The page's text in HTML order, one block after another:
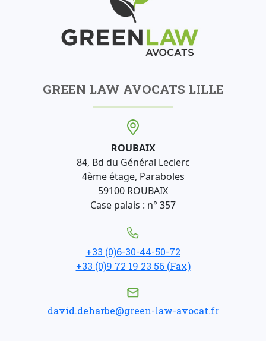
GREEN LAW AVOCATS LILLE
ROUBAIX
84, Bd du Général Leclerc
4ème étage, Paraboles
59100 ROUBAIX
Case palais : n° 357
+33 (0)6-30-44-50-72
+33 (0)9 72 19 23 56 (Fax)
david.deharbe@green-law-avocat.fr